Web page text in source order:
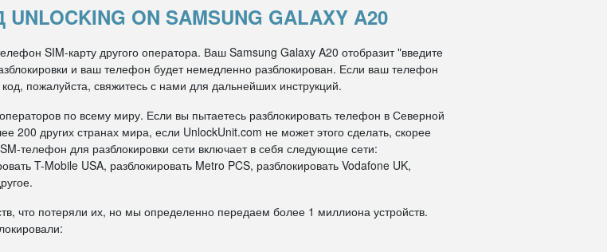
ON SAMSUNG GALAXY A20
SIM-карту другого оператора. Ваш Samsung Galaxy A20 отобразит "введите
и ваш телефон будет немедленно разблокирован. Если ваш телефон
пожалуйста, свяжитесь с нами для дальнейших инструкций.
по всему миру. Если вы пытаетесь разблокировать телефон в Северной
других странах мира, если UnlockUnit.com не может этого сделать, скорее
телефон для разблокировки сети включает в себя следующие сети:
T-Mobile USA, разблокировать Metro PCS, разблокировать Vodafone UK,
что потеряли их, но мы определенно передаем более 1 миллиона устройств.